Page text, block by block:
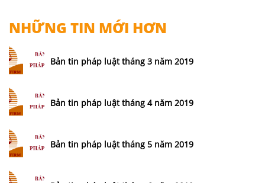
NHỮNG TIN MỚI HƠN
Bản tin pháp luật tháng 3 năm 2019
Bản tin pháp luật tháng 4 năm 2019
Bản tin pháp luật tháng 5 năm 2019